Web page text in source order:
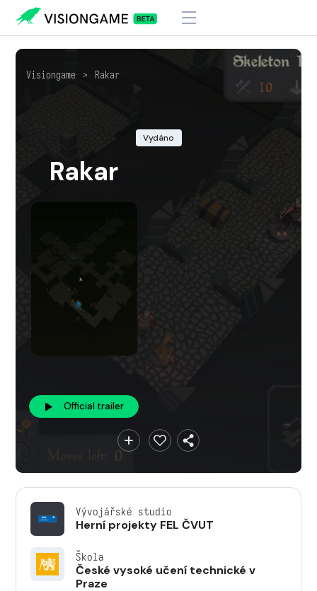
Visiongame > Rakar
Vydáno
Rakar
Official trailer
Vývojářské studio
Herní projekty FEL ČVUT
Škola
České vysoké učení technické v
Praze